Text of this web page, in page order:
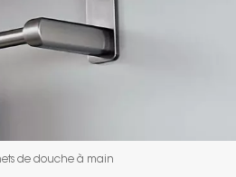
español
de douche à main